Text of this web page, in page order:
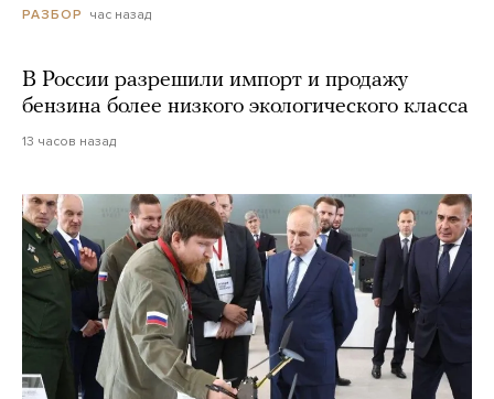
РАЗБОР час назад
В России разрешили импорт и продажу
бензина более низкого экологического класса
13 часов назад